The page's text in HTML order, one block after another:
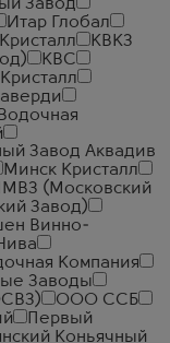
Завод
Итар Глобал
КВКЗ
КВС
Завод Аквадив
Минск Кристалл
(Московский
Завод)
Винно-
Компания
Заводы
ООО ССБ
Первый
Коньячный